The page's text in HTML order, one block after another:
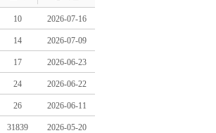
10 2026-07-16
14 2026-07-09
17 2026-06-23
24 2026-06-22
26 2026-06-11
31839 2026-05-20